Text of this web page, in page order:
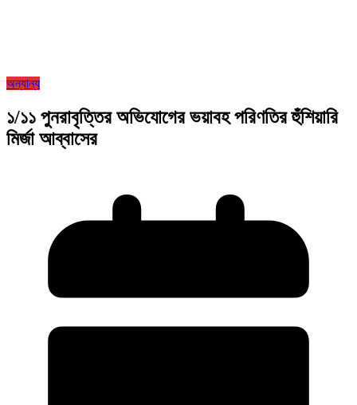
অন্যান্য
১/১১ পুনরাবৃত্তির অভিযোগের ভয়াবহ পরিণতির হুঁশিয়ারি
মির্জা আব্বাসের